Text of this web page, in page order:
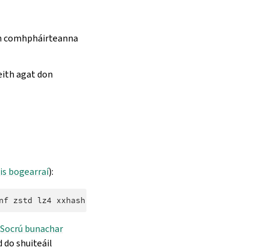
comhpháirteanna
agat don
bogearraí):
zstd lz4 xxhash
Socrú bunachar
do shuiteáil